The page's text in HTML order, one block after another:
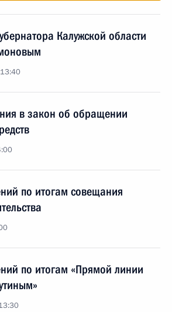
Калужской области
в закон об обращении
по итогам совещания
по итогам «Прямой линии